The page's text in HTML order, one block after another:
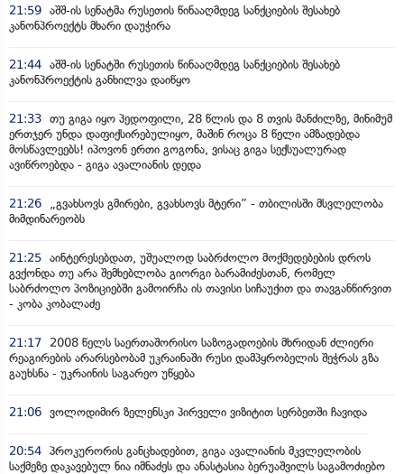
21:59 აშშ-ის სენატმა რუსეთის წინააღმდეგ სანქციების შესახებ
კანონპროექტს მხარი დაუჭირა
21:44 აშშ-ის სენატში რუსეთის წინააღმდეგ სანქციების შესახებ
კანონპროექტის განხილვა დაიწყო
21:33 თუ გიგა იყო პედოფილი, 28 წლის და 8 თვის მანძილზე, მინიმუმ
ერთჯერ უნდა დაფიქსირებულიყო, მაშინ როცა 8 წელი ამზადებდა
მოსწავლეებს! იპოვონ ერთი გოგონა, ვისაც გიგა სექსუალურად
ავიწროებდა - გიგა ავალიანის დედა
21:26
„გვახსოვს გმირები, გვახსოვს მტერი” - თბილისში მსვლელობა
მიმდინარეობს
21:25 აინტერესებდათ, უშუალოდ საბრძოლო მოქმედებების დროს
გვქონდა თუ არა შემხებლობა გიორგი ბარამიძესთან, რომელ
საბრძოლო პოზიციებში გამოირჩა ის თავისი სიჩაუქით და თავგანწირვით
- კობა კობალაძე
21:17
2008 წელს საერთაშორისო საზოგადოების მხრიდან ძლიერი
რეაგირების არარსებობამ უკრაინაში რუსი დამპყრობელის შეჭრას გზა
გაუხსნა - უკრაინის საგარეო უწყება
21:06 ვოლოდიმირ ზელენსკი პირველი ვიზიტით სერბეთში ჩავიდა
20:54 პროკურორის განცხადებით, გიგა ავალიანის მკვლელობის
საქმეზე დაკავებულ ნია იმნაძეს და ანასტასია ბერუაშვილს საგამოძიებო